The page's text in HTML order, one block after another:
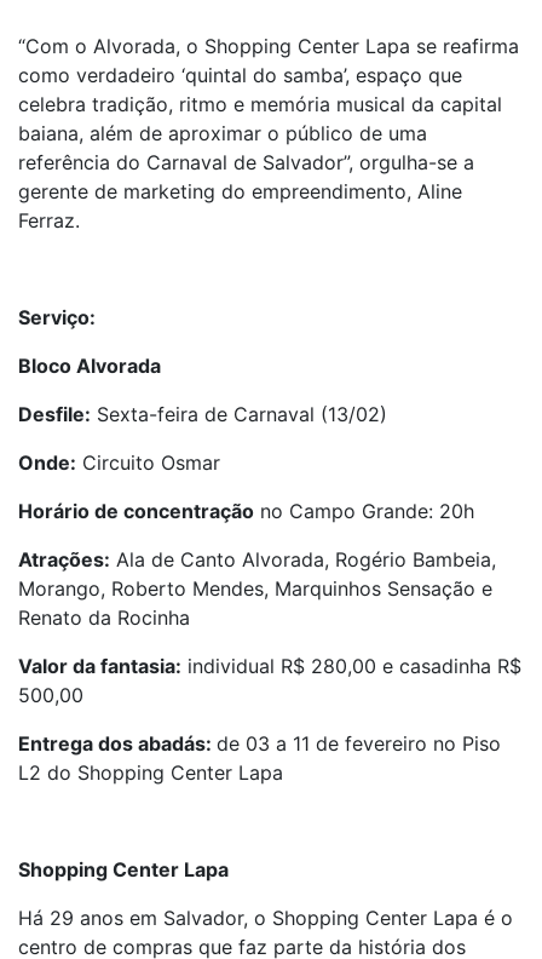
“Com o Alvorada, o Shopping Center Lapa se reafirma
como verdadeiro ‘quintal do samba’, espaço que
celebra tradição, ritmo e memória musical da capital
baiana, além de aproximar o público de uma
referência do Carnaval de Salvador”, orgulha-se a
gerente de marketing do empreendimento, Aline
Ferraz.
Serviço:
Bloco Alvorada
Desfile: Sexta-feira de Carnaval (13/02)
Onde: Circuito Osmar
Horário de concentração no Campo Grande: 20h
Atrações: Ala de Canto Alvorada, Rogério Bambeia,
Morango, Roberto Mendes, Marquinhos Sensação e
Renato da Rocinha
Valor da fantasia: individual R$ 280,00 e casadinha R$
500,00
Entrega dos abadás: de 03 a 11 de fevereiro no Piso
L2 do Shopping Center Lapa
Shopping Center Lapa
Há 29 anos em Salvador, o Shopping Center Lapa é o
centro de compras que faz parte da história dos